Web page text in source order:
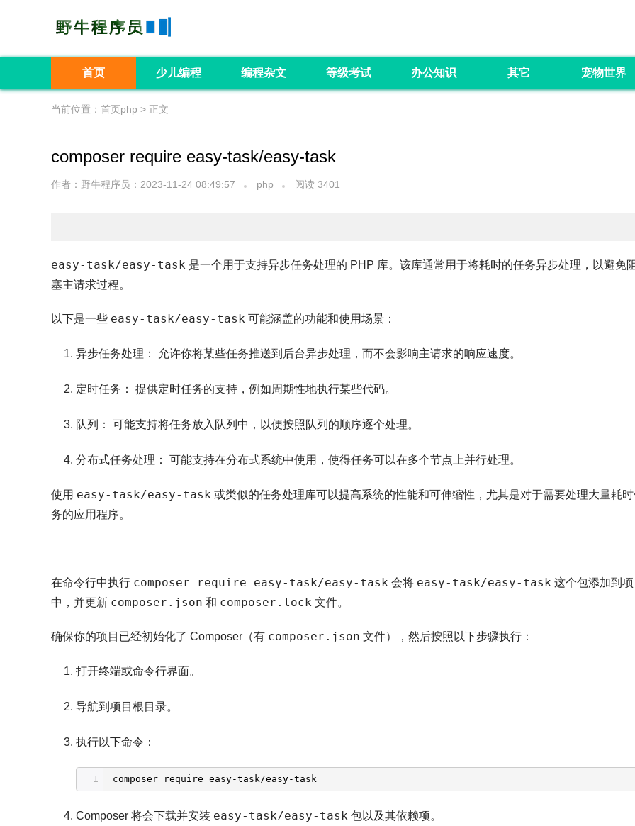
首页 少儿编程 编程杂文 等级考试 办公知识 其它 宠物世界
当前位置： 首页php > 正文
composer require easy-task/easy-task
作者：野牛程序员 ：2023-11-24 08:49:57 php 阅读 3401
easy-task/easy-task 是一个用于支持异步任务处理的 PHP 库。该库通常用于将耗时的任务异步处理，以避免
塞主请求过程。
以下是一些 easy-task/easy-task 可能涵盖的功能和使用场景：
异步任务处理： 允许你将某些任务推送到后台异步处理，而不会影响主请求的响应速度。
定时任务： 提供定时任务的支持，例如周期性地执行某些代码。
队列： 可能支持将任务放入队列中，以便按照队列的顺序逐个处理。
分布式任务处理： 可能支持在分布式系统中使用，使得任务可以在多个节点上并行处理。
使用 easy-task/easy-task 或类似的任务处理库可以提高系统的性能和可伸缩性，尤其是对于需要处理大量耗
务的应用程序。
在命令行中执行 composer require easy-task/easy-task 会将 easy-task/easy-task 这个包添加到
中，并更新 composer.json 和 composer.lock 文件。
确保你的项目已经初始化了 Composer（有 composer.json 文件），然后按照以下步骤执行：
打开终端或命令行界面。
导航到项目根目录。
执行以下命令：
1 composer require easy-task/easy-task
Composer 将会下载并安装 easy-task/easy-task 包以及其依赖项。